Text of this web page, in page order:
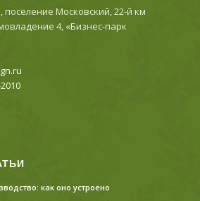
Московский, 22-й км
4, «Бизнес-парк
как оно устроено